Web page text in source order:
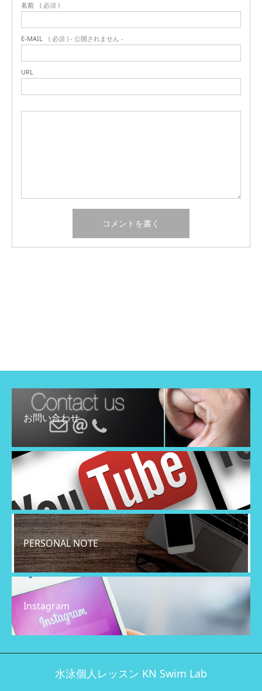
名前 ( 必須 )
E-MAIL ( 必須 ) - 公開されません -
URL
お問い合わせ
PERSONAL NOTE
Instagram
水泳個人レッスン KN Swim Lab